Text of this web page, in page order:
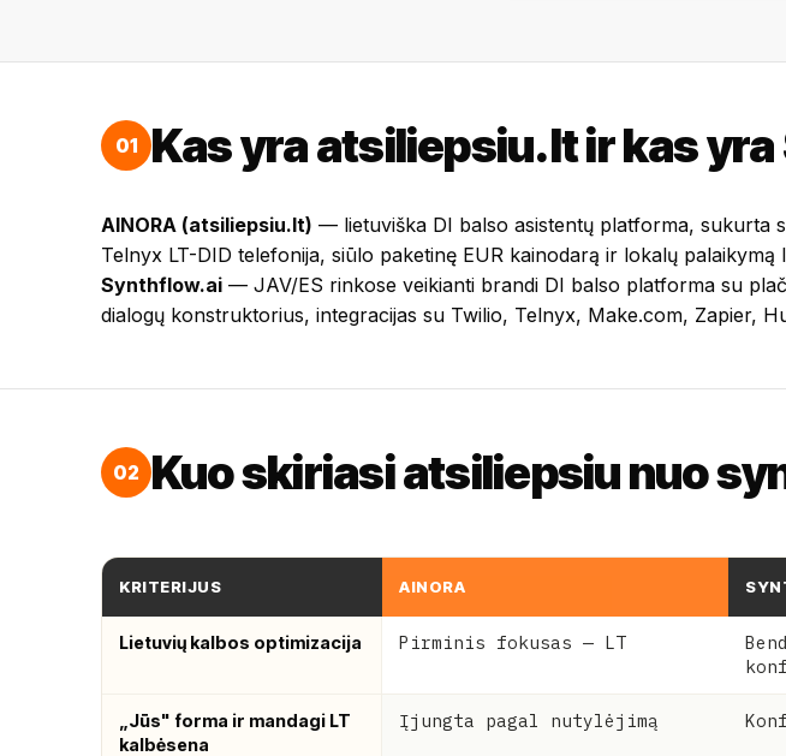
01 Kas yra atsiliepsiu.lt ir kas
AINORA (atsiliepsiu.lt) — lietuviška DI balso asistentų platforma, sukurta
Telnyx LT-DID telefonija, siūlo paketinę EUR kainodarą ir lokalų palaikymą
Synthflow.ai — JAV/ES rinkose veikianti brandi DI balso platforma su
dialogų konstruktorius, integracijas su Twilio, Telnyx, Make.com, Zapier,
02 Kuo skiriasi atsiliepsiu nuo
KRITERIJUS AINORA
Lietuvių kalbos optimizacija Pirminis fokusas — LT
„Jūs" forma ir mandagi LT
kalbėsena
Įjungta pagal nutylėjimą